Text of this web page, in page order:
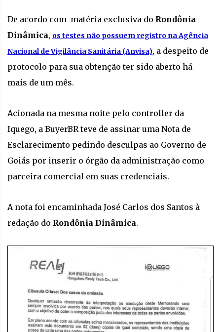
De acordo com matéria exclusiva do Rondônia
Dinâmica, os testes não possuem registro na Agência
Nacional de Vigilância Sanitária (Anvisa), a despeito de
protocolo para sua obtenção ter sido aberto há
mais de um mês.
Acionada na mesma noite pelo controller da
Iquego, a BuyerBR teve de assinar uma Nota de
Esclarecimento pedindo desculpas ao Governo de
Goiás por inserir o órgão da administração como
parceira comercial em suas credenciais.
A nota foi encaminhada José Carlos dos Santos à
redação do Rondônia Dinâmica.